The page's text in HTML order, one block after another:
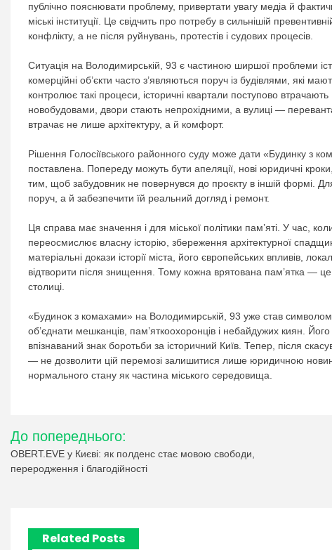
публічно пояснювати проблему, привертати увагу медіа й
міські інституції. Це свідчить про потребу в сильнішій
конфлікту, а не після руйнувань, протестів і судових процесів.
Ситуація на Володимирській, 93 є частиною ширшої проблеми
комерційні об’єкти часто з’являються поруч із будівлями, які
контролює такі процеси, історичні квартали поступово
новобудовами, двори стають непрохідними, а вулиці —
втрачає не лише архітектуру, а й комфорт.
Рішення Голосіївського районного суду може дати «Будинку з
поставлена. Попереду можуть бути апеляції, нові юридичні
тим, щоб забудовник не повернувся до проєкту в іншій формі.
поруч, а й забезпечити їй реальний догляд і ремонт.
Ця справа має значення і для міської політики пам’яті. У час,
переосмислює власну історію, збереження архітектурної
матеріальні докази історії міста, його європейських впливів,
відтворити після знищення. Тому кожна врятована пам’ятка —
столиці.
«Будинок з комахами» на Володимирській, 93 уже став
об’єднати мешканців, пам’яткоохоронців і небайдужих киян.
впізнаваний знак боротьби за історичний Київ. Тепер, після
— не дозволити цій перемозі залишитися лише юридичною
нормального стану як частина міського середовища.
Навігація
записів
До попереднього:
OBERT.EVE у Києві: як полденс стає мовою свободи,
переродження і благодійності
Related Posts